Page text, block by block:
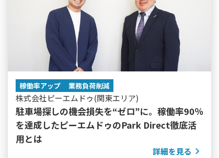
稼働率アップ 業務負荷削減
株式会社ピーエムドゥ(関東エリア)
駐車場探しの機会損失を“ゼロ”に。稼働率90％
を達成したピーエムドゥのPark Direct徹底活
用とは
詳細を見る